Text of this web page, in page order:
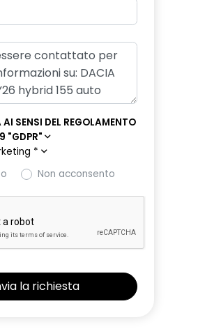
SENSI DEL REGOLAMENTO
"GDPR"
*
Non acconsento